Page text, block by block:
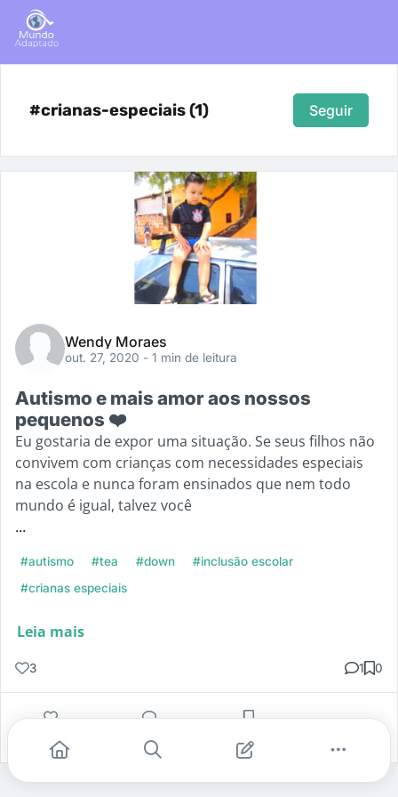
#crianas-especiais (1) Seguir
Wendy Moraes
out. 27, 2020 - 1 min de leitura
Autismo e mais amor aos nossos
pequenos ❤️
Eu gostaria de expor uma situação. Se seus filhos não
convivem com crianças com necessidades especiais
na escola e nunca foram ensinados que nem todo
mundo é igual, talvez você
...
#autismo #tea #down
#inclusão escolar
#crianas especiais
Leia mais
3 1 0
Gostei Comentar Salvar